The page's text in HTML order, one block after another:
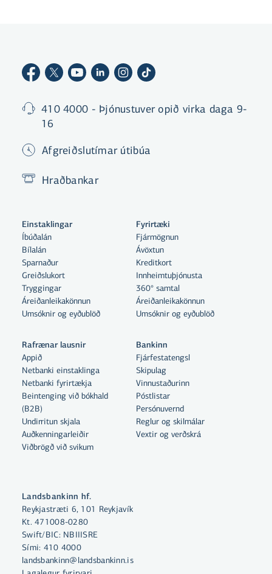
Með því að smella á „Leyfa allar“
samþykkir þú notkun á vefkökum
til þess að auka virkni vefsins,
greina vefnotkun og aðstoða við
Velja vefkökur
410 4000 - Þjónustuver opið virka daga 9-
16
Afgreiðslutímar útibúa
Hraðbankar
Landsbankinn hf.
Reykjastræti 6, 101 Reykjavík
Kt. 471008-0280
Swift/BIC: NBIIISRE
Sími: 410 4000
landsbankinn@landsbankinn.is
Einstaklingar
Íbúðalán
Bílalán
Sparnaður
Greiðslukort
Tryggingar
Áreiðanleikakönnun
Umsóknir og eyðublöð
Fyrirtæki
Fjármögnun
Ávöxtun
Kreditkort
Innheimtuþjónusta
360° samtal
Áreiðanleikakönnun
Umsóknir og eyðublöð
Rafrænar lausnir
Appið
Netbanki einstaklinga
Netbanki fyrirtækja
Beintenging við bókhald
(B2B)
Undirritun skjala
Auðkenningarleiðir
Viðbrögð við svikum
Bankinn
Fjárfestatengsl
Skipulag
Vinnustaðurinn
Póstlistar
Persónuvernd
Reglur og skilmálar
Vextir og verðskrá